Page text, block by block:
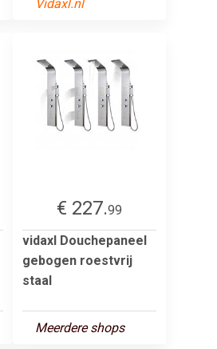
Vidaxl.nl
€ 227.99
vidaxl Douchepaneel
gebogen roestvrij
staal
Meerdere shops